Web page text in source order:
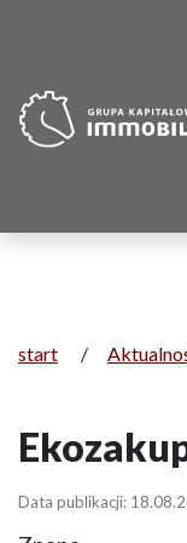
start /
Data publikacji: